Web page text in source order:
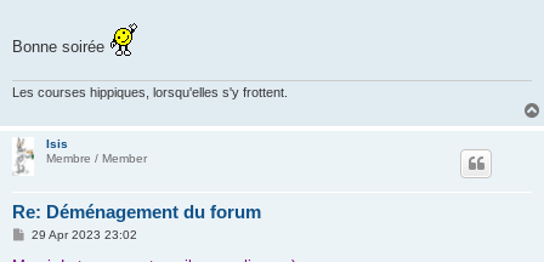
Bonne soirée
Les courses hippiques, lorsqu'elles s'y frottent.
Isis
Membre / Member
Re: Déménagement du forum
P29 Apr 2023 23:02